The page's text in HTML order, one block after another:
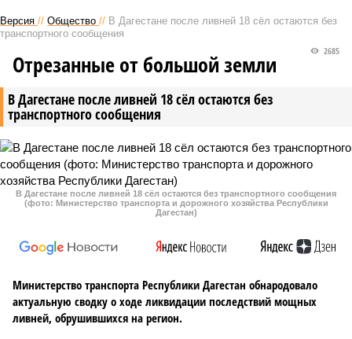
Версия // Общество // В Дагестане после ливней 18 сёл остаются без
транспортного сообщения
В Дагестане после ливней 18 сёл остаются без
транспортного сообщения
2685
Отрезанные от большой земли
В Дагестане после ливней 18 сёл остаются без транспортного сообщения
(фото: Министерство транспорта и дорожного хозяйства Республики
Дагестан)
Министерство транспорта Республики Дагестан обнародовало
актуальную сводку о ходе ликвидации последствий мощных
ливней, обрушившихся на регион.